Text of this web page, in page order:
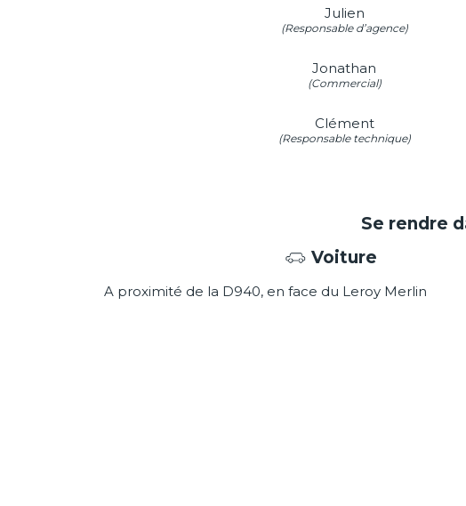
Julien
(Responsable d’agence)
Jonathan
(Commercial)
Clément
(Responsable technique)
Se rendre
Voiture
A proximité de la D940, en face du Leroy Merlin